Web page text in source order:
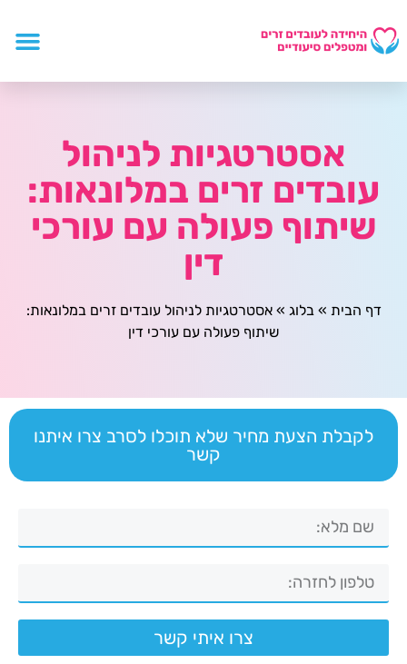
אסטרטגיות לניהול
עובדים זרים במלונאות:
שיתוף פעולה עם עורכי
דין
דף הבית »בלוג »אסטרטגיות לניהול עובדים זרים במלונאות:
שיתוף פעולה עם עורכי דין
לקבלת הצעת מחיר שלא תוכלו לסרב צרו איתנו
קשר
צרו איתי קשר